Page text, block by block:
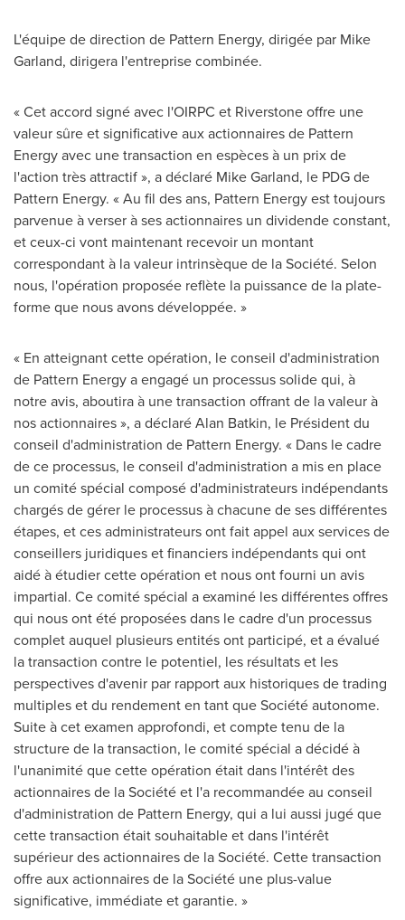
L'équipe de direction de Pattern Energy, dirigée par Mike
Garland, dirigera l'entreprise combinée.
« Cet accord signé avec l'OIRPC et Riverstone offre une
valeur sûre et significative aux actionnaires de Pattern
Energy avec une transaction en espèces à un prix de
l'action très attractif », a déclaré Mike Garland, le PDG de
Pattern Energy. « Au fil des ans, Pattern Energy est toujours
parvenue à verser à ses actionnaires un dividende constant,
et ceux-ci vont maintenant recevoir un montant
correspondant à la valeur intrinsèque de la Société. Selon
nous, l'opération proposée reflète la puissance de la plate-
forme que nous avons développée. »
« En atteignant cette opération, le conseil d'administration
de Pattern Energy a engagé un processus solide qui, à
notre avis, aboutira à une transaction offrant de la valeur à
nos actionnaires », a déclaréAlan Batkin, le Président du
conseil d'administration de Pattern Energy. « Dans le cadre
de ce processus, le conseil d'administration a mis en place
un comité spécial composé d'administrateurs indépendants
chargés de gérer le processus à chacune de ses différentes
étapes, et ces administrateurs ont fait appel aux services de
conseillers juridiques et financiers indépendants qui ont
aidé à étudier cette opération et nous ont fourni un avis
impartial. Ce comité spécial a examiné les différentes offres
qui nous ont été proposées dans le cadre d'un processus
complet auquel plusieurs entités ont participé, et a évalué
la transaction contre le potentiel, les résultats et les
perspectives d'avenir par rapport aux historiques de trading
multiples et du rendement en tant que Société autonome.
Suite à cet examen approfondi, et compte tenu de la
structure de la transaction, le comité spécial a décidé à
l'unanimité que cette opération était dans l'intérêt des
actionnaires de la Société et l'a recommandée au conseil
d'administration de Pattern Energy, qui a lui aussi jugé que
cette transaction était souhaitable et dans l'intérêt
supérieur des actionnaires de la Société. Cette transaction
offre aux actionnaires de la Société une plus-value
significative, immédiate et garantie. »